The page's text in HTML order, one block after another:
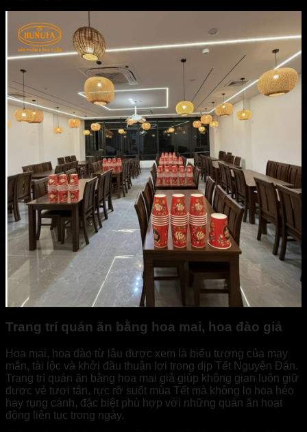
Trang trí quán ăn bằng hoa mai, hoa đào giả
Hoa mai, hoa đào từ lâu được xem là biểu tượng của may
mắn, tài lộc và khởi đầu thuận lợi trong dịp Tết Nguyên Đán.
Trang trí quán ăn bằng hoa mai giả giúp không gian luôn giữ
được vẻ tươi tắn, rực rỡ suốt mùa Tết mà không lo hoa héo
hay rụng cánh, đặc biệt phù hợp với những quán ăn hoạt
động liên tục trong ngày.